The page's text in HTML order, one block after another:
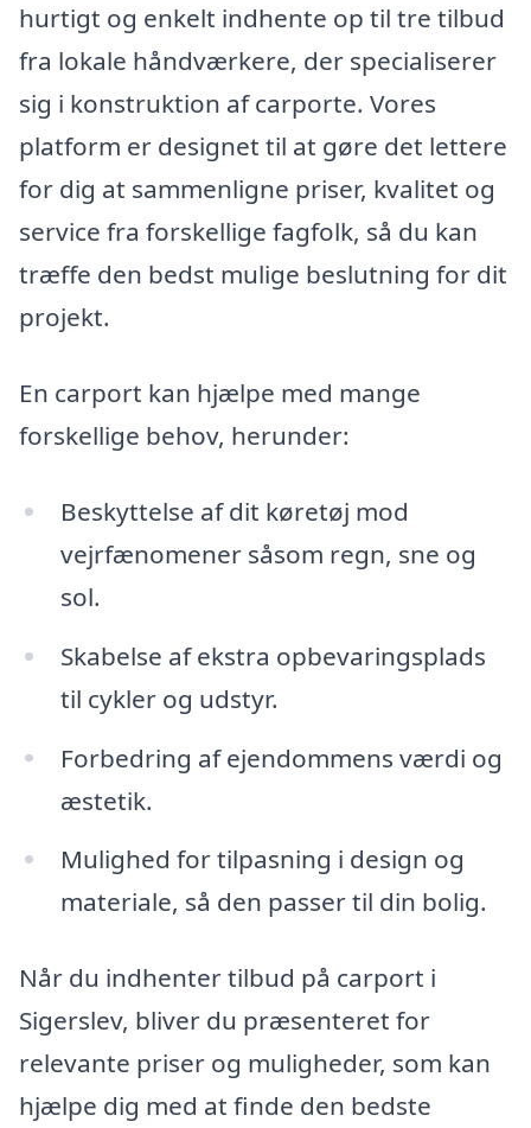
hurtigt og enkelt indhente op til tre tilbud
fra lokale håndværkere, der specialiserer
sig i konstruktion af carporte. Vores
platform er designet til at gøre det lettere
for dig at sammenligne priser, kvalitet og
service fra forskellige fagfolk, så du kan
træffe den bedst mulige beslutning for dit
projekt.
En carport kan hjælpe med mange
forskellige behov, herunder:
Beskyttelse af dit køretøj mod
vejrfænomener såsom regn, sne og
sol.
Skabelse af ekstra opbevaringsplads
til cykler og udstyr.
Forbedring af ejendommens værdi og
æstetik.
Mulighed for tilpasning i design og
materiale, så den passer til din bolig.
Når du indhenter tilbud på carport i
Sigerslev, bliver du præsenteret for
relevante priser og muligheder, som kan
hjælpe dig med at finde den bedste